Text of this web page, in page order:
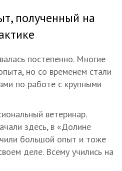
полученный на
постепенно. Многие
но со временем стали
по работе с крупными
ветеринар.
здесь, в «Долине
большой опыт и тоже
деле. Всему учились на